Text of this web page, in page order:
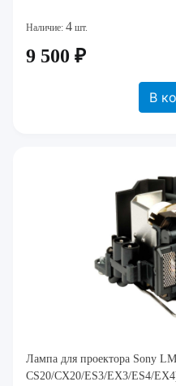
Наличие: 4 шт.
9 500 ₽
В
Лампа для проектора Sony
CS20/CX20/ES3/EX3/ES4/